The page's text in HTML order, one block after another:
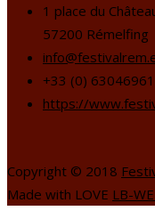
1 place du
57200 Rémelfing
+33 (0)
https://
Copyright © 2018
Made with LOVE LB-